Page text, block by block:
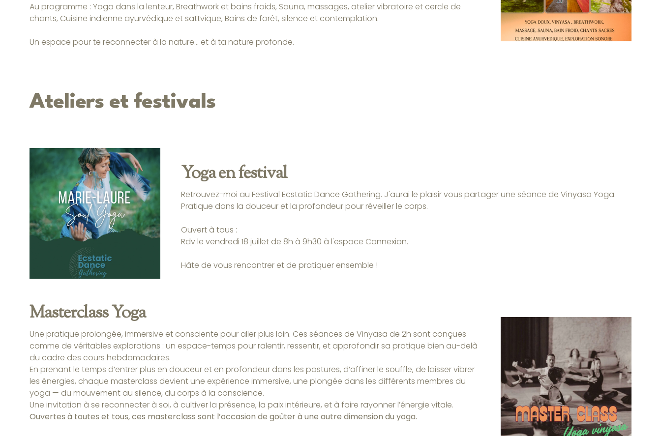
Au programme : Yoga dans la lenteur, Breathwork et bains froids, Sauna, massages, atelier vibratoire et cercle de
chants, Cuisine indienne ayurvédique et sattvique, Bains de forêt, silence et contemplation.
Un espace pour te reconnecter à la nature... et à ta nature profonde.
Ateliers et festivals
Yoga en festival
Retrouvez-moi au Festival Ecstatic Dance Gathering. J'aurai le plaisir vous partager une séance de Vinyasa Yoga.
Pratique dans la douceur et la profondeur pour réveiller le corps.
Ouvert à tous :
Rdv le vendredi 18 juillet de 8h à 9h30 à l'espace Connexion.
Hâte de vous rencontrer et de pratiquer ensemble !
Masterclass Yoga
Une pratique prolongée, immersive et consciente pour aller plus loin. Ces séances de Vinyasa de 2h sont conçues
comme de véritables explorations : un espace-temps pour ralentir, ressentir, et approfondir sa pratique bien au-delà
du cadre des cours hebdomadaires.
En prenant le temps d’entrer plus en douceur et en profondeur dans les postures, d’affiner le souffle, de laisser vibrer
les énergies, chaque masterclass devient une expérience immersive, une plongée dans les différents membres du
yoga — du mouvement au silence, du corps à la conscience.
Une invitation à se reconnecter à soi, à cultiver la présence, la paix intérieure, et à faire rayonner l’énergie vitale.
Ouvertes à toutes et tous, ces masterclass sont l’occasion de goûter à une autre dimension du yoga.